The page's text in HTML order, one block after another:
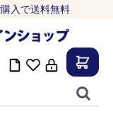
入で送料無料